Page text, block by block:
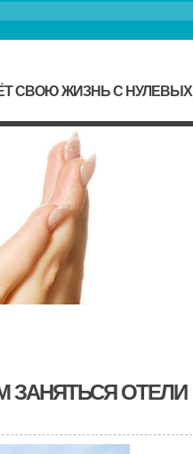
СВОЮ ЖИЗНЬ С НУЛЕВЫХ
ЗАНЯТЬСЯ ОТЕЛИ